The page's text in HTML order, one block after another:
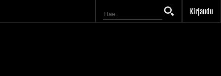
Kirjaudu